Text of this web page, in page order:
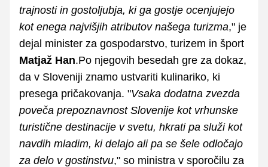
trajnosti in gostoljubja, ki ga gostje ocenjujejo
kot enega najvišjih atributov našega turizma," je
dejal minister za gospodarstvo, turizem in šport
Matjaž Han.Po njegovih besedah gre za dokaz,
da v Sloveniji znamo ustvariti kulinariko, ki
presega pričakovanja. "Vsaka dodatna zvezda
poveča prepoznavnost Slovenije kot vrhunske
turistične destinacije v svetu, hkrati pa služi kot
navdih mladim, ki delajo ali pa se šele odločajo
za delo v gostinstvu," so ministra v sporočilu za